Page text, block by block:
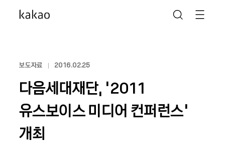
보도자료 2016.02.25
다음세대재단, ‘2011
유스보이스 미디어 컨퍼런스’
개최